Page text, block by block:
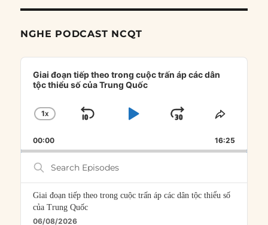
NGHE PODCAST NCQT
Audio
Player
Giai đoạn tiếp theo trong cuộc trấn áp các dân
tộc thiểu số của Trung Quốc
CHANGE
RATE
1X
SKIP
PLAYJUMP
FORWARD
SHARE
00:00 16:25
Search
Episodes
Giai đoạn tiếp theo trong cuộc trấn áp các dân tộc thiểu số
của Trung Quốc
06/08/2026